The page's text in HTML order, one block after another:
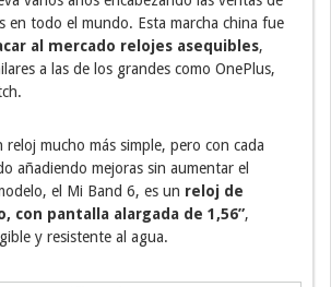
en todo el mundo. Esta marcha china fue
al mercado relojes asequibles,
a las de los grandes como OnePlus,
mucho más simple, pero con cada
añadiendo mejoras sin aumentar el
el Mi Band 6, es un reloj de
con pantalla alargada de 1,56”,
y resistente al agua.